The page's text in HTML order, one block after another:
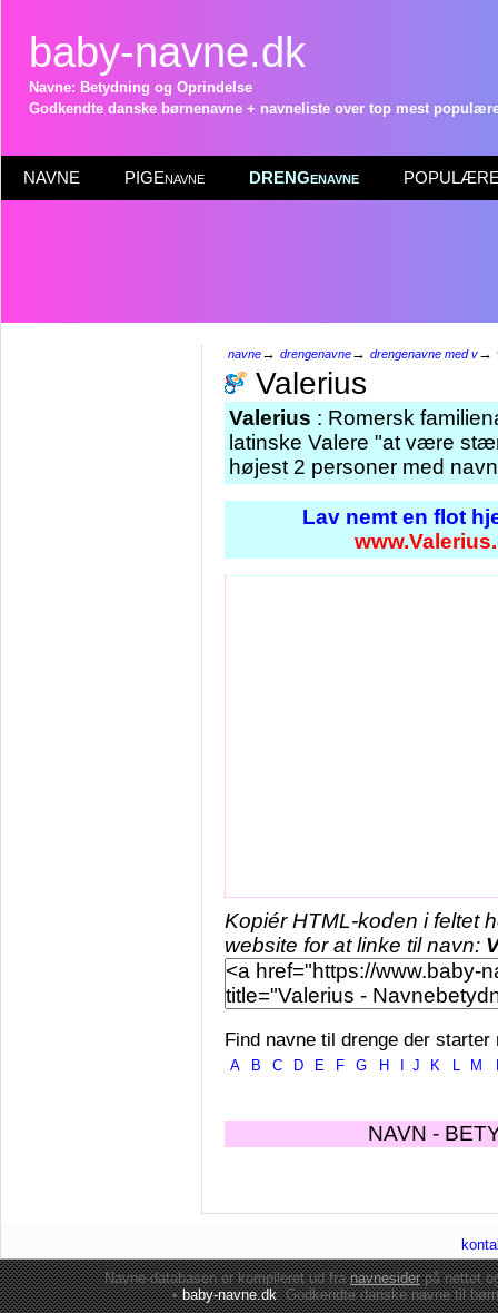
baby-navne.dk
Navne: Betydning og Oprindelse
Godkendte danske børnenavne + navneliste over top mest
NAVNE PIGEnavne DRENGenavne POPULÆRE
navne→ drengenavne→ drengenavne med v→
Valerius
Valerius : Romersk
latinske Valere "at være
højest 2 personer med
Lav nemt en flot
Kopiér HTML-koden i feltet
website for at linke til navn:
Find navne til drenge der starter
A B C D E F G H J K L M
NAVN -
Navne-databasen er kompileret ud franavnesiderpå nettet
•baby-navne.dk: Godkendte danskenavne til børn